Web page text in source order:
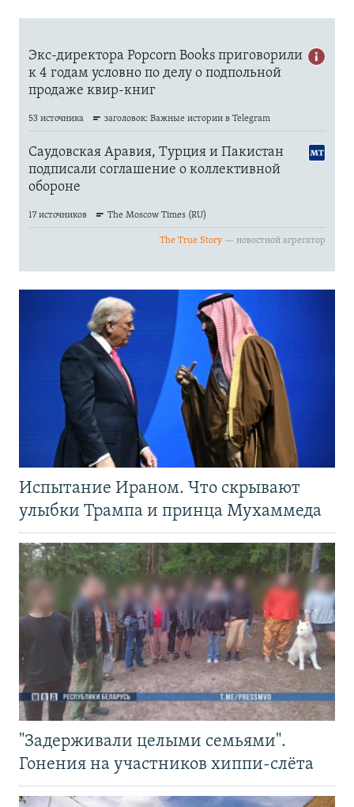
Испытание Ираном. Что скрывают
улыбки Трампа и принца Мухаммеда
"Задерживали целыми семьями".
Гонения на участников хиппи-слёта